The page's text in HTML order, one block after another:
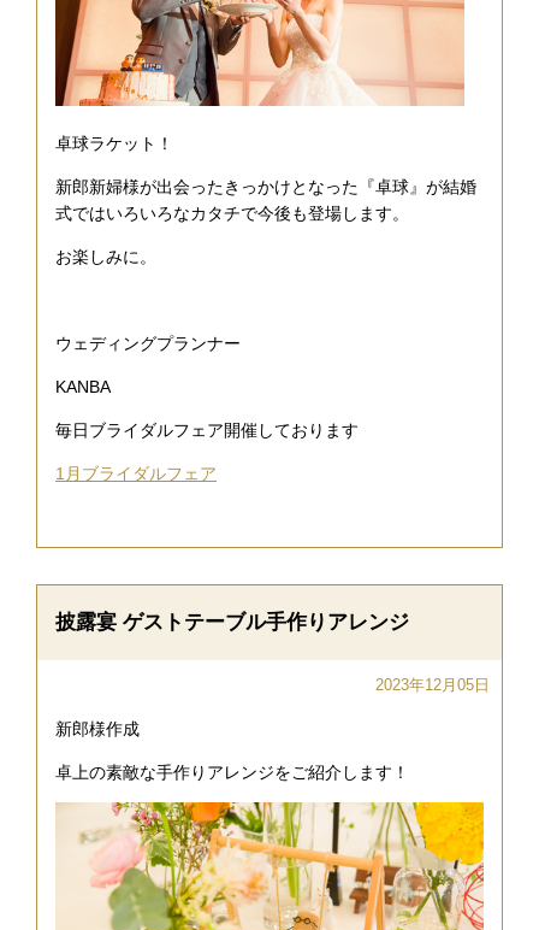
卓球ラケット！
新郎新婦様が出会ったきっかけとなった『卓球』が結婚
式ではいろいろなカタチで今後も登場します。
お楽しみに。
ウェディングプランナー
KANBA
毎日ブライダルフェア開催しております
1月ブライダルフェア
披露宴 ゲストテーブル手作りアレンジ
2023年12月05日
新郎様作成
卓上の素敵な手作りアレンジをご紹介します！